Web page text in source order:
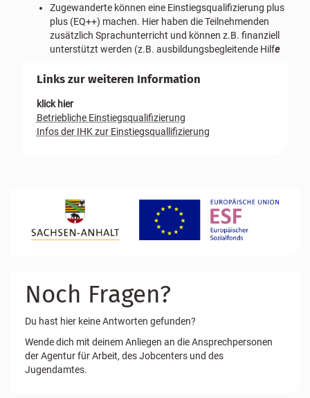
Zugewanderte können eine Einstiegsqualifizierung plus
plus (EQ++) machen. Hier haben die Teilnehmenden
zusätzlich Sprachunterricht und können z.B. finanziell
unterstützt werden (z.B. ausbildungsbegleitende Hilfe
Links zur weiteren Information
klick hier
Betriebliche Einstiegsqualifizierung
Infos der IHK zur Einstiegsquallifizierung
Noch Fragen?
Du hast hier keine Antworten gefunden?
Wende dich mit deinem Anliegen an die Ansprechpersonen
der Agentur für Arbeit, des Jobcenters und des
Jugendamtes.